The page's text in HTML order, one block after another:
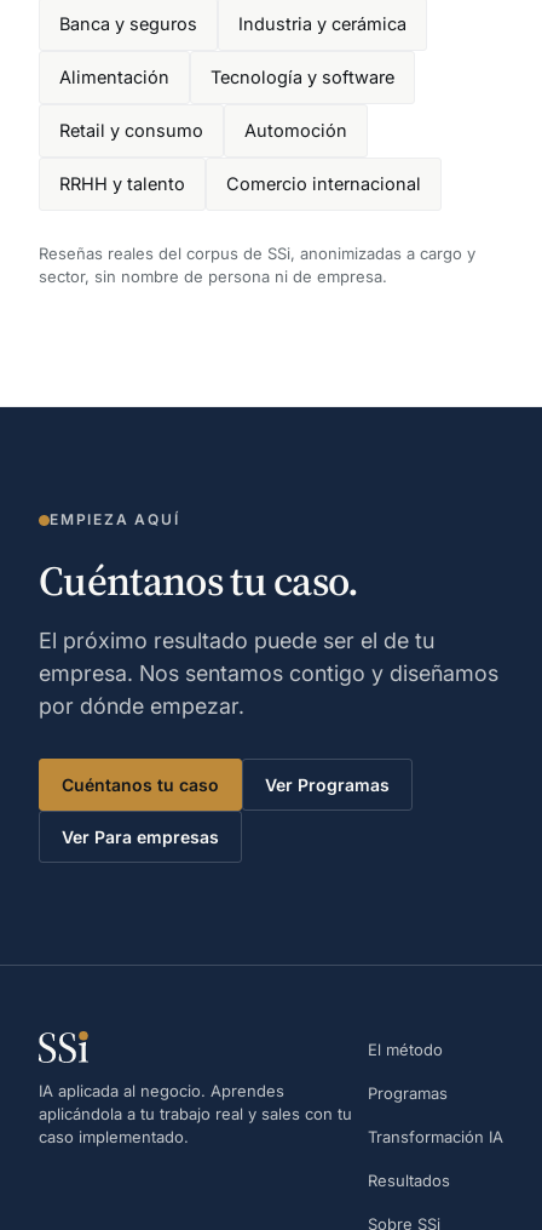
Banca y seguros Industria y cerámica
Alimentación Tecnología y software
Retail y consumo Automoción
RRHH y talento Comercio internacional
Reseñas reales del corpus de SSi, anonimizadas a cargo y
sector, sin nombre de persona ni de empresa.
EMPIEZA AQUÍ
Cuéntanos tu caso.
El próximo resultado puede ser el de tu
empresa. Nos sentamos contigo y diseñamos
por dónde empezar.
Cuéntanos tu caso Ver Programas
Ver Para empresas
IA aplicada al negocio. Aprendes
aplicándola a tu trabajo real y sales con tu
caso implementado.
El método
Programas
Transformación IA
Resultados
Sobre SSi